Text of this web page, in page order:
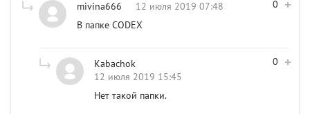
0
mivina666
12 июля 2019 07:48
В папке CODEX
0
Kabachok
12 июля 2019 15:45
Нет такой папки.